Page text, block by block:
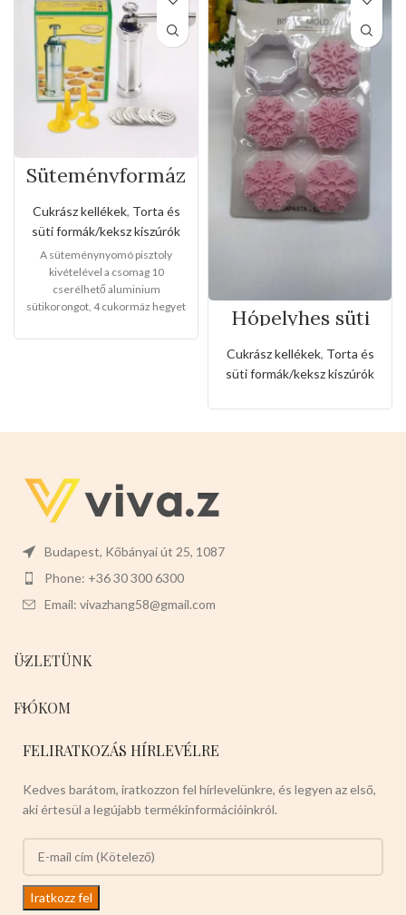
Süteményformáz
ó készlet
Cukrász kellékek, Torta és
süti formák/keksz kiszúrók
A süteménynyomó pisztoly
kivételével a csomag 10
cserélhető aluminium
sütikorongot, 4 cukormáz hegyet
használatra, hanem kenyér és
Hópelyhes süti
forma készlet 5
féle hópihe
kinyomóval (D)
Cukrász kellékek, Torta és
süti formák/keksz kiszúrók
Budapest, Kőbányai út 25, 1087
Phone: +36 30 300 6300
Email: vivazhang58@gmail.com
ÜZLETÜNK
FIÓKOM
FELIRATKOZÁS HÍRLEVÉLRE
Kedves barátom, iratkozzon fel hírlevelünkre, és legyen az első,
aki értesül a legújabb termékinformációinkról.